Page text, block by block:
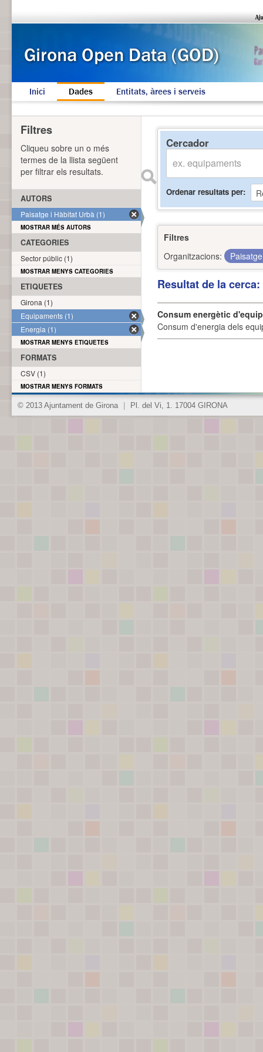
Inici Dades Entitats, àrees i serveis
Cercador
Ordenar resultats per
Filtres
Organitzacions:
Resultat de la
Consum energètic
Consum d'energia dels
Filtres
Cliqueu sobre un o més
termes de la llista següent
per filtrar els resultats.
AUTORS
Paisatge i Hàbitat Urbà (1)
MOSTRAR MÉS AUTORS
CATEGORIES
Sector públic (1)
MOSTRAR MENYS CATEGORIES
ETIQUETES
Girona (1)
Equipaments (1)
Energia (1)
MOSTRAR MENYS ETIQUETES
FORMATS
CSV (1)
MOSTRAR MENYS FORMATS
© 2013 Ajuntament de Girona Pl. del Vi, 1. 17004 GIRONA